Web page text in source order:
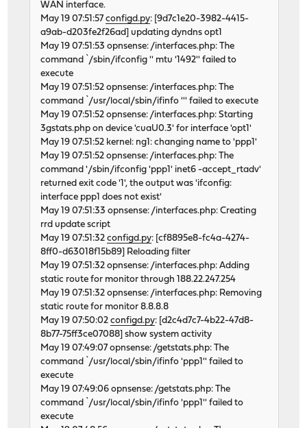
WAN interface.
May 19 07:51:57configd.py: [9d7c1e20-3982-4415-
a9ab-d203fe2f26ad] updating dyndns opt1
May 19 07:51:53 opnsense: /interfaces.php: The
command `/sbin/ifconfig '' mtu '1492'' failed to
execute
May 19 07:51:52 opnsense: /interfaces.php: The
command `/usr/local/sbin/ifinfo ''' failed to execute
May 19 07:51:52 opnsense: /interfaces.php: Starting
3gstats.php on device 'cuaU0.3' for interface 'opt1'
May 19 07:51:52 kernel: ng1: changing name to 'ppp1'
May 19 07:51:52 opnsense: /interfaces.php: The
command '/sbin/ifconfig 'ppp1' inet6 -accept_rtadv'
returned exit code '1', the output was 'ifconfig:
interface ppp1 does not exist'
May 19 07:51:33 opnsense: /interfaces.php: Creating
rrd update script
May 19 07:51:32configd.py: [cf8895e8-fc4a-4274-
8ff0-d63018f15b89] Reloading filter
May 19 07:51:32 opnsense: /interfaces.php: Adding
static route for monitor through 188.22.247.254
May 19 07:51:32 opnsense: /interfaces.php: Removing
static route for monitor 8.8.8.8
May 19 07:50:02configd.py: [d2c4d7c7-4b22-47d8-
8b77-75ff3ce07088] show system activity
May 19 07:49:07 opnsense: /getstats.php: The
command `/usr/local/sbin/ifinfo 'ppp1'' failed to
execute
May 19 07:49:06 opnsense: /getstats.php: The
command `/usr/local/sbin/ifinfo 'ppp1'' failed to
execute